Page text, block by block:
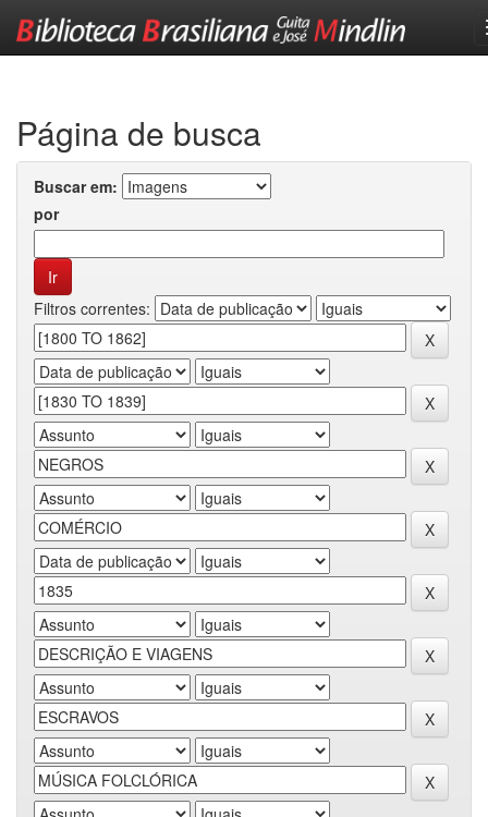
Página de busca
Buscar em:
por
Filtros correntes: